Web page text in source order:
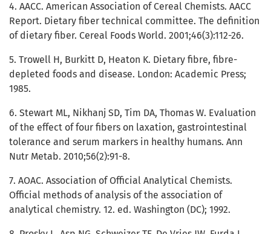
4. AACC. American Association of Cereal Chemists. AACC
Report. Dietary fiber technical committee. The definition
of dietary fiber. Cereal Foods World. 2001;46(3):112-26.
5. Trowell H, Burkitt D, Heaton K. Dietary fibre, fibre-
depleted foods and disease. London: Academic Press;
1985.
6. Stewart ML, Nikhanj SD, Tim DA, Thomas W. Evaluation
of the effect of four fibers on laxation, gastrointestinal
tolerance and serum markers in healthy humans. Ann
Nutr Metab. 2010;56(2):91-8.
7. AOAC. Association of Official Analytical Chemists.
Official methods of analysis of the association of
analytical chemistry. 12. ed. Washington (DC); 1992.